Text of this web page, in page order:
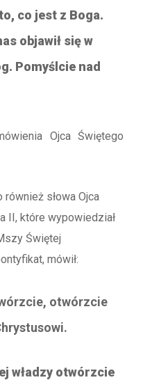
co jest z Boga.
objawił się w
Pomyślcie nad
Ojca Świętego
również słowa Ojca
II, które wypowiedział
Świętej
mówił:
otwórzcie
władzy otwórzcie